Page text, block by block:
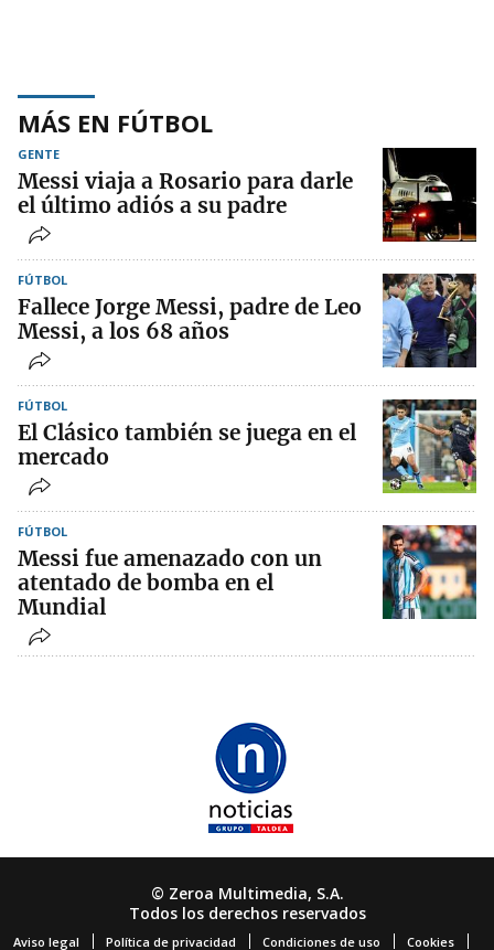
MÁS EN FÚTBOL
GENTE
Messi viaja a Rosario para darle
el último adiós a su padre
FÚTBOL
Fallece Jorge Messi, padre de Leo
Messi, a los 68 años
FÚTBOL
El Clásico también se juega en el
mercado
FÚTBOL
Messi fue amenazado con un
atentado de bomba en el
Mundial
© Zeroa Multimedia, S.A.
Todos los derechos reservados
Aviso legal Política de privacidad Condiciones de uso Cookies